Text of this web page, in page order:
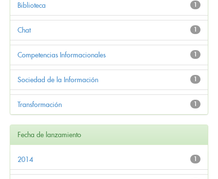
1
Biblioteca
1
Chat
1
Competencias Informacionales
1
Sociedad de la Información
1
Transformación
Fecha de lanzamiento
1
2014